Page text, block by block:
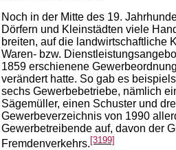
Noch in der Mitte des 19.
Dörfern und Kleinstädten viele
breiten, auf die landwirtschaftliche
Waren- bzw.
1859 erschienene
verändert hatte. So gab es
sechs Gewerbebetriebe, nämlich
Sägemüller, einen Schuster und
Gewerbeverzeichnis von 1990
Gewerbetreibende auf, davon der
Fremdenverkehrs.[3199]